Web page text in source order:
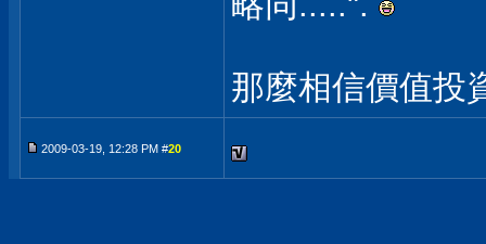
那麼相信價值投
2009-03-19, 12:28 PM #20